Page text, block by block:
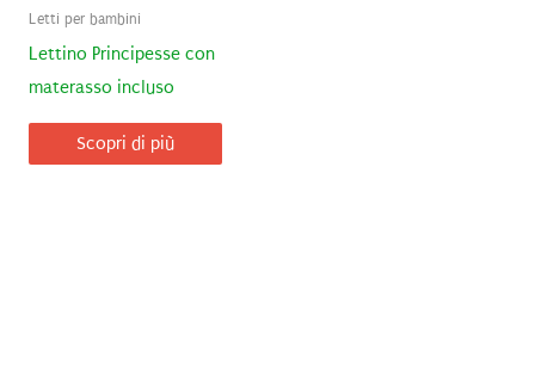
Letti per bambini
Lettino Principesse con
materasso incluso
Scopri di più